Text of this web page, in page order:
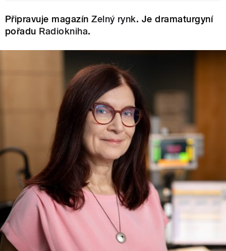
Připravuje magazínZelný rynk. Je dramaturgyní
pořadu Radiokniha.